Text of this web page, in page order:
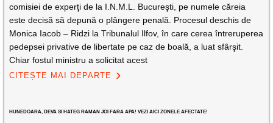
comisiei de experţi de la I.N.M.L. Bucureşti, pe numele căreia
este decisă să depună o plângere penală. Procesul deschis de
Monica Iacob – Ridzi la Tribunalul Ilfov, în care cerea întreruperea
pedepsei privative de libertate pe caz de boală, a luat sfârşit.
Chiar fostul ministru a solicitat acest
CITEȘTE MAI DEPARTE
HUNEDOARA, DEVA SI HATEG RAMAN JOI FARA APA! VEZI AICI ZONELE AFECTATE!